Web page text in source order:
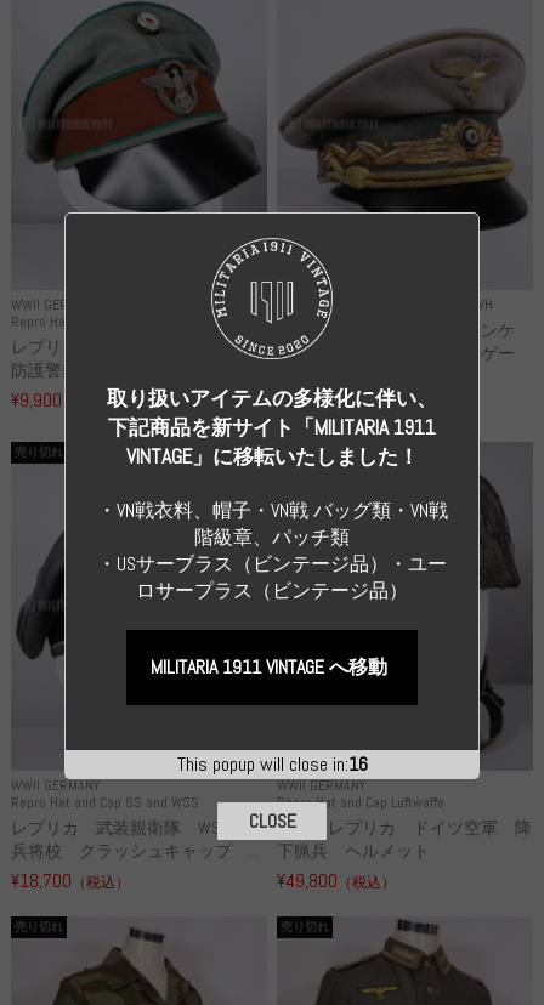
WWII GERMANY
Repro Hat and Cap Police and other
レプリカ ドイツ秩序警察 都市
防護警察 クラッシュキャップ...
¥9,900 （税込）
WWII GERMANY Repro Uniforms WH
レプリカ ミヒャエル・ヤンケ
製 国家元帥 ヘルマン・ゲー
¥55,000（税込）
WWII GERMANY
Repro Hat and Cap SS and WSS
売り切れ
レプリカ 武装親衛隊 WSS 歩
兵将校 クラッシュキャップ ...
¥18,700 （税込）
WWII GERMANY
Repro Hat and Cap Luftwaffe
売り切れ
高品質レプリカ ドイツ空軍 降
下猟兵 ヘルメット
¥49,800 （税込）
売り切れ 売り切れ
This popup will close in:15
取り扱いアイテムの多様化に伴い、
下記商品を新サイト「MILITARIA 1911
VINTAGE」に移転いたしました！
・VN戦衣料、帽子・VN戦 バッグ類・VN戦
階級章、パッチ類
・USサーブラス（ビンテージ品）・ユー
ロサープラス（ビンテージ品）
MILITARIA 1911 VINTAGE へ移動
CLOSE